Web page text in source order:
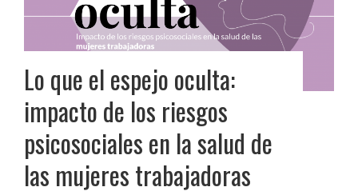
Lo que el espejo oculta:
impacto de los riesgos
psicosociales en la salud de
las mujeres trabajadoras